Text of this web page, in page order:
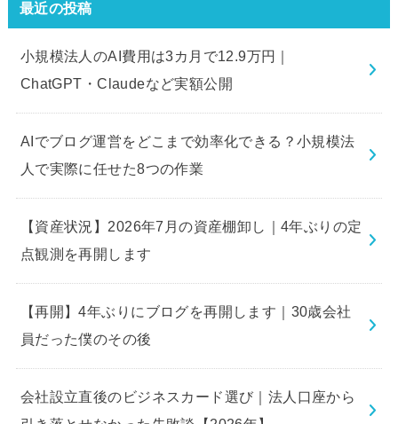
最近の投稿
小規模法人のAI費用は3カ月で12.9万円｜
ChatGPT・Claudeなど実額公開
AIでブログ運営をどこまで効率化できる？小規模法
人で実際に任せた8つの作業
【資産状況】2026年7月の資産棚卸し｜4年ぶりの定
点観測を再開します
【再開】4年ぶりにブログを再開します｜30歳会社
員だった僕のその後
会社設立直後のビジネスカード選び｜法人口座から